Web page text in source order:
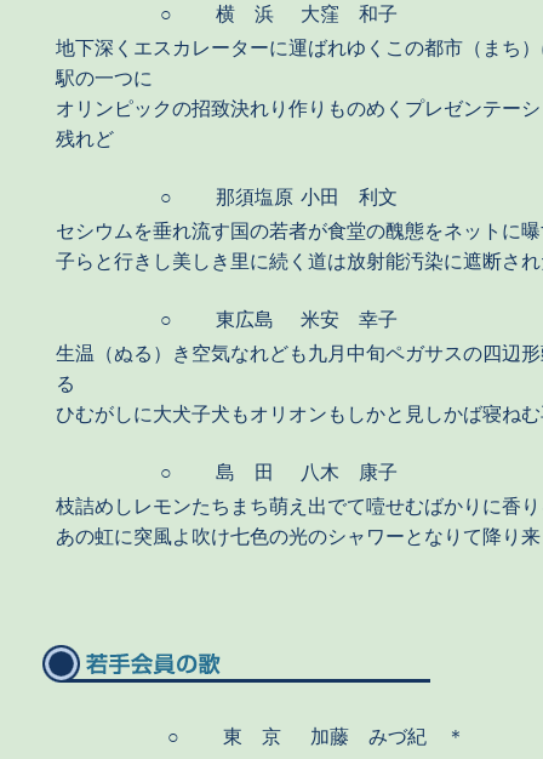
○ 横 浜
大窪 和子
地下深くエスカレーターに運ばれゆくこの都市（まち
駅の一つに
オリンピックの招致決れり作りものめくプレゼンテー
残れど
○ 那須塩原 小田 利文
セシウムを垂れ流す国の若者が食堂の醜態をネットに
子らと行きし美しき里に続く道は放射能汚染に遮断さ
○ 東広島
米安 幸子
生温（ぬる）き空気なれども九月中旬ペガサスの四辺
る
ひむがしに大犬子犬もオリオンもしかと見しかば寝ね
○ 島 田
八木 康子
枝詰めしレモンたちまち萌え出でて噎せむばかりに香
あの虹に突風よ吹け七色の光のシャワーとなりて降り
○ 東 京
加藤 みづ紀 ＊